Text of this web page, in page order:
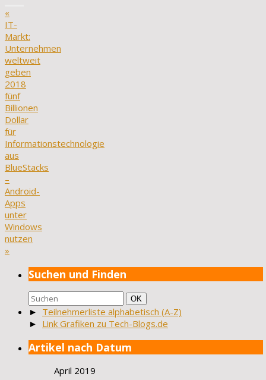
«
IT-
Markt:
Unternehmen
weltweit
geben
2018
fünf
Billionen
Dollar
für
Informationstechnologie
aus
BlueStacks
–
Android-
Apps
unter
Windows
nutzen
»
Suchen und Finden
Suchen
nach:
Suchen
OK
► Teilnehmerliste alphabetisch (A-Z)
► Link Grafiken zu Tech-Blogs.de
Artikel nach Datum
April 2019